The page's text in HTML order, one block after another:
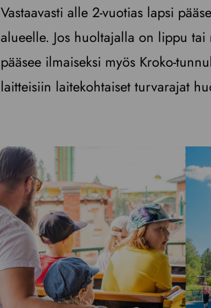
Vastaavasti alle 2-vuotias lapsi
alueelle. Jos huoltajalla on lippu tai
pääsee ilmaiseksi myös Kroko-
laitteisiin laitekohtaiset turvarajat